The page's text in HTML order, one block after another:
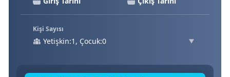
Kişi Sayısı
Yetişkin:1, Çocuk:0